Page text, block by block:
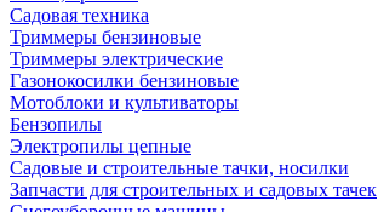
Садовая техника
Триммеры бензиновые
Триммеры электрические
Газонокосилки бензиновые
Мотоблоки и культиваторы
Бензопилы
Электропилы цепные
Садовые и строительные тачки, носилки
Запчасти для строительных и садовых тачек